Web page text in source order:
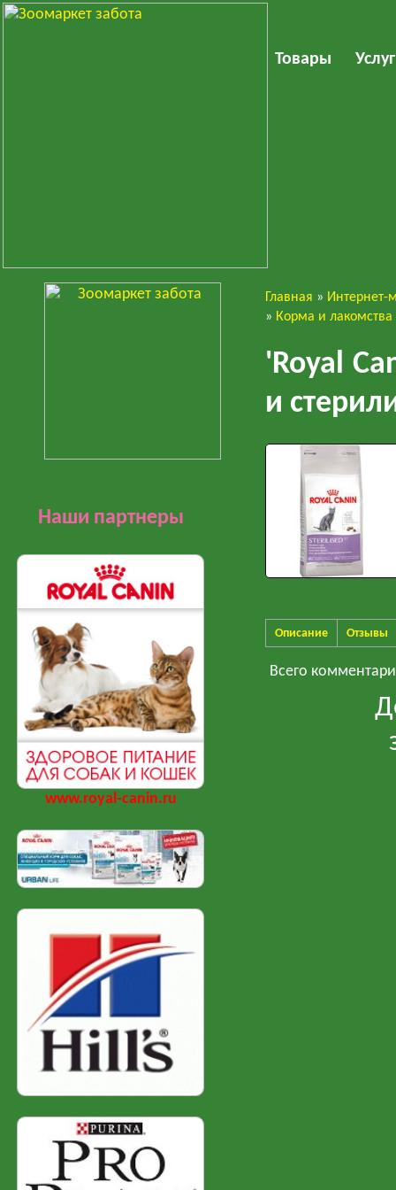
Товары
Наши партнеры
www.royal-canin.ru
Главная » Интернет-
» Корма и лакомства
'Royal
и
Описание Отзывы
Всего